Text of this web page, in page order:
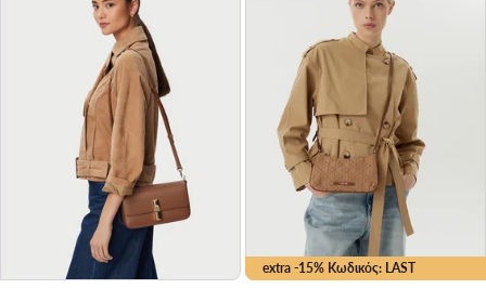
extra -15% Κωδικός: LAST